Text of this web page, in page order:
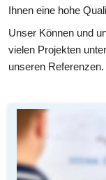
Ihnen eine hohe
Unser Können und
vielen Projekten
unseren Referenzen.